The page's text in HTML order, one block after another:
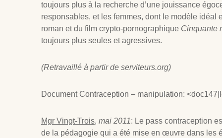
toujours plus à la recherche d’une jouissance
responsables, et les femmes, dont le modèle idéal
roman et du film crypto-pornographique Cinquante
toujours plus seules et agressives.
(Retravaillé à partir de serviteurs.org)
Document Contraception – manipulation:
Mgr Vingt-Trois, mai 2011: Le pass contraception
de la pédagogie qui a été mise en œuvre dans les